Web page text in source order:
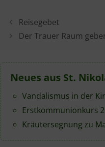
Reisegebet
Der Trauer Raum
Neues aus St.
Vandalismus in der
Erstkommunionkurs
Kräutersegnung zu